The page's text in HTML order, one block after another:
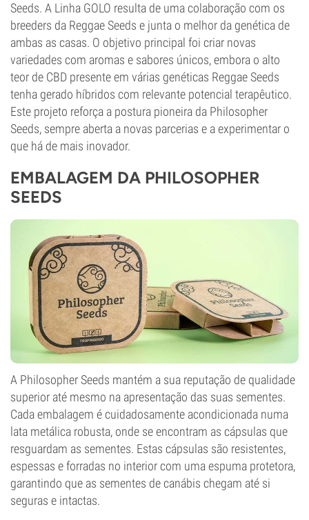
Seeds. A Linha GOLO resulta de uma colaboração com os
breeders da Reggae Seeds e junta o melhor da genética de
ambas as casas. O objetivo principal foi criar novas
variedades com aromas e sabores únicos, embora o alto
teor de CBD presente em várias genéticas Reggae Seeds
tenha gerado híbridos com relevante potencial terapêutico.
Este projeto reforça a postura pioneira da Philosopher
Seeds, sempre aberta a novas parcerias e a experimentar o
que há de mais inovador.
EMBALAGEM DA PHILOSOPHER
SEEDS
A Philosopher Seeds mantém a sua reputação de qualidade
superior até mesmo na apresentação das suas sementes.
Cada embalagem é cuidadosamente acondicionada numa
lata metálica robusta, onde se encontram as cápsulas que
resguardam as sementes. Estas cápsulas são resistentes,
espessas e forradas no interior com uma espuma protetora,
garantindo que as sementes de canábis chegam até si
seguras e intactas.